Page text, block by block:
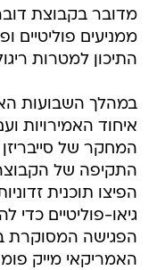
מדובר בקבוצת
ממניעים פוליטיים
התיכון למטרות
במהלך השבועות
איחוד האמירויות
המחקר של
התקיפה של
הפיצו תוכנית
גיאו-פוליטיים כדי
הפגישה המסוקרת
האמריקאי מייק